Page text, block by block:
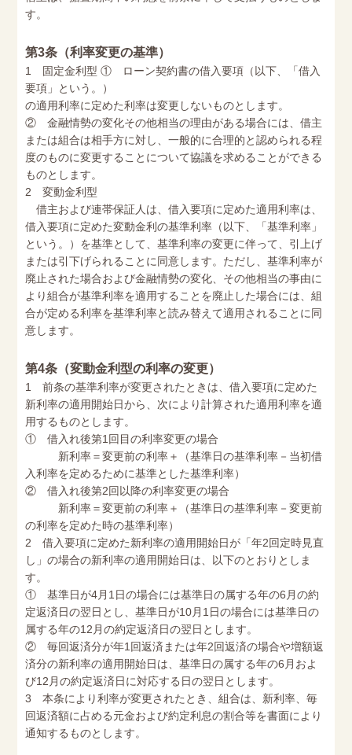
す。
第3条（利率変更の基準）
1 固定金利型 ① ローン契約書の借入要項（以下、「借入
要項」という。）
の適用利率に定めた利率は変更しないものとします。
② 金融情勢の変化その他相当の理由がある場合には、借主
または組合は相手方に対し、一般的に合理的と認められる程
度のものに変更することについて協議を求めることができる
ものとします。
2 変動金利型
借主および連帯保証人は、借入要項に定めた適用利率は、
借入要項に定めた変動金利の基準利率（以下、「基準利率」
という。）を基準として、基準利率の変更に伴って、引上げ
または引下げられることに同意します。ただし、基準利率が
廃止された場合および金融情勢の変化、その他相当の事由に
より組合が基準利率を適用することを廃止した場合には、組
合が定める利率を基準利率と読み替えて適用されることに同
意します。
第4条（変動金利型の利率の変更）
1 前条の基準利率が変更されたときは、借入要項に定めた
新利率の適用開始日から、次により計算された適用利率を適
用するものとします。
① 借入れ後第1回目の利率変更の場合
新利率＝変更前の利率＋（基準日の基準利率－当初借
入利率を定めるために基準とした基準利率）
② 借入れ後第2回以降の利率変更の場合
新利率＝変更前の利率＋（基準日の基準利率－変更前
の利率を定めた時の基準利率）
2 借入要項に定めた新利率の適用開始日が「年2回定時見直
し」の場合の新利率の適用開始日は、以下のとおりとしま
す。
① 基準日が4月1日の場合には基準日の属する年の6月の約
定返済日の翌日とし、基準日が10月1日の場合には基準日の
属する年の12月の約定返済日の翌日とします。
② 毎回返済分が年1回返済または年2回返済の場合や増額返
済分の新利率の適用開始日は、基準日の属する年の6月およ
び12月の約定返済日に対応する日の翌日とします。
3 本条により利率が変更されたとき、組合は、新利率、毎
回返済額に占める元金および約定利息の割合等を書面により
通知するものとします。